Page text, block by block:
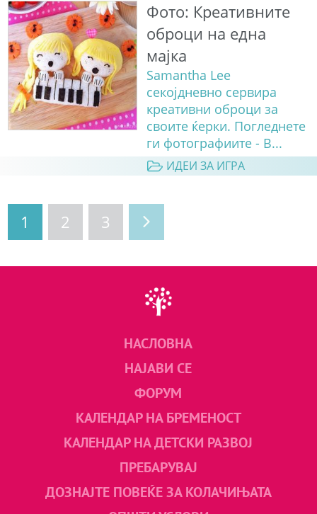
Фото: Креативните
оброци на една
мајка
Samantha Lee
секојдневно сервира
креативни оброци за
своите ќерки. Погледнете
ги фотографиите - В...
ИДЕИ ЗА ИГРА
1 2 3
НАСЛОВНА
НАЈАВИ СЕ
ФОРУМ
КАЛЕНДАР НА БРЕМЕНОСТ
КАЛЕНДАР НА ДЕТСКИ РАЗВОЈ
ПРЕБАРУВАЈ
ДОЗНАЈТЕ ПОВЕЌЕ ЗА КОЛАЧИЊАТА